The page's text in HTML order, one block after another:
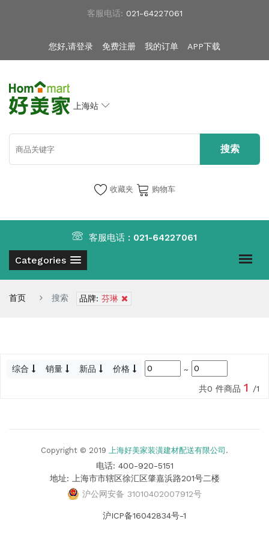
客服电话: 021-64227061
您好,请登录 免费注册 我的订单 APP下载
上海站
收藏夹 购物车
Categories
客服电话 : 021-64227061
首页 搜索 品牌: 芬琳
综合 销量 新品 价格
~
共0 件商品 1 /1
Copyright © 2019 上海好美家装潢建材配送有限公司 .
电话: 400-920-5151
地址: 上海市市辖区徐汇区肇嘉浜路201号二楼
沪公网安备 31010402007912号
沪ICP备16042834号-1